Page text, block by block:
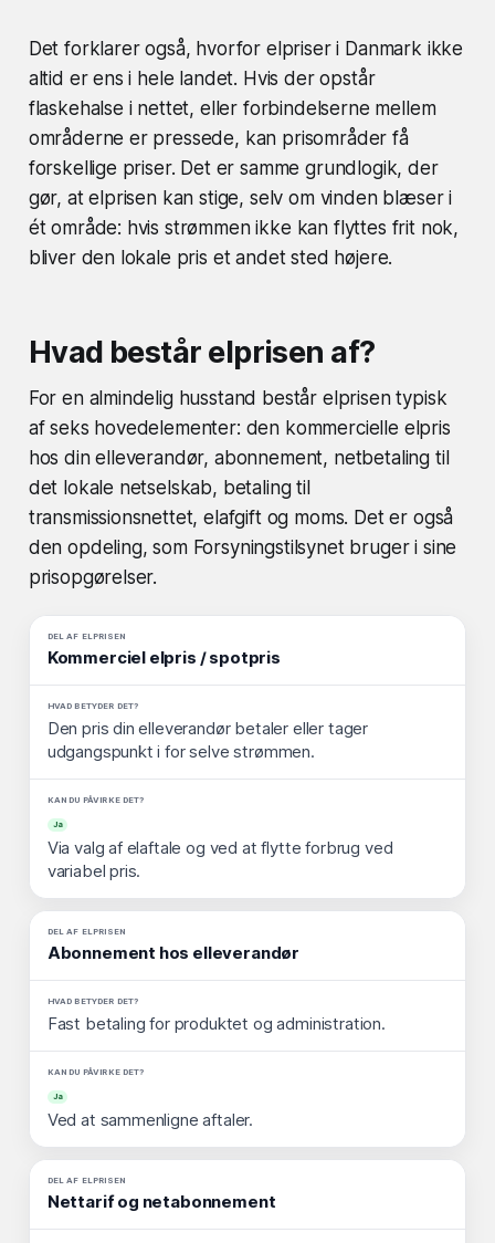
Det forklarer også, hvorfor elpriser i Danmark ikke
altid er ens i hele landet. Hvis der opstår
flaskehalse i nettet, eller forbindelserne mellem
områderne er pressede, kan prisområder få
forskellige priser. Det er samme grundlogik, der
gør, at elprisen kan stige, selv om vinden blæser i
ét område: hvis strømmen ikke kan flyttes frit nok,
bliver den lokale pris et andet sted højere.
Hvad består elprisen af?
For en almindelig husstand består elprisen typisk
af seks hovedelementer: den kommercielle elpris
hos din elleverandør, abonnement, netbetaling til
det lokale netselskab, betaling til
transmissionsnettet, elafgift og moms. Det er også
den opdeling, som Forsyningstilsynet bruger i sine
prisopgørelser.
Kommerciel elpris / spotpris
Den pris din elleverandør betaler eller tager
udgangspunkt i for selve strømmen.
Ja
Via valg af elaftale og ved at flytte forbrug ved
variabel pris.
Abonnement hos elleverandør
Fast betaling for produktet og administration.
Ja
Ved at sammenligne aftaler.
Nettarif og netabonnement